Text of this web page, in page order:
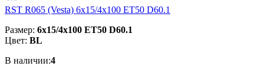
RST R065 (Vesta) 6x15/4x100 ET50 D60.1
Размер: 6x15/4x100 ET50 D60.1
Цвет: BL
В наличии:4